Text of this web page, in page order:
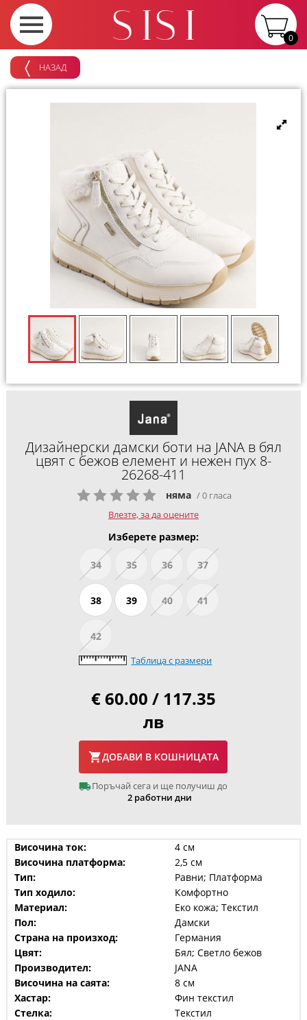
0
НАЗАД
Дизайнерски дамски боти на JANA в бял
цвят с бежов елемент и нежен пух 8-
26268-411
няма / 0 гласа
Влезте, за да оцените
Изберете размер:
34 35 36 37
38 39 40 41
42
Таблица с размери
€ 60.00 / 117.35
лв
ДОБАВИ В КОШНИЦАТА
Поръчай сега и ще получиш до
2 работни дни
Височина ток:
4 см
Височина платформа:
2,5 см
Тип:
Равни; Платформа
Тип ходило:
Комфортно
Материал:
Еко кожа; Текстил
Пол:
Дамски
Страна на произход:
Германия
Цвят:
Бял; Светло бежов
Производител:
JANA
Височина на саята:
8 см
Хастар:
Фин текстил
Стелка:
Текстил